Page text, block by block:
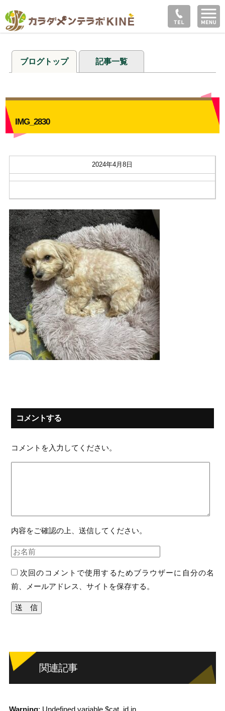
ブログトップ 記事一覧
IMG_2830
2024年4月8日
コメントする
コメントを入力してください。
内容をご確認の上、送信してください。
次回のコメントで使用するためブラウザーに自分の名
前、メールアドレス、サイトを保存する。
関連記事
Warning: Undefined variable $cat_id in